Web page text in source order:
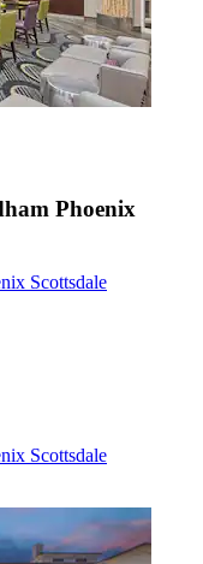
Phoenix
Scottsdale
Scottsdale